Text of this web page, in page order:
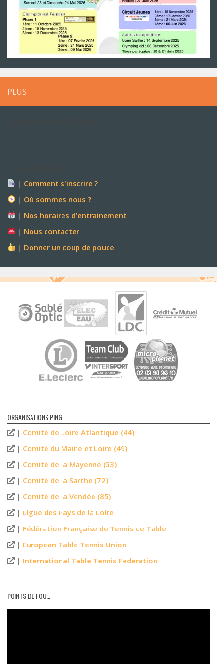
PLUS
| Comment s'inscrire ?
| Où sommes nous ?
| Nos horaires d'entrainement
| Nous contacter
| Donner un coup de pouce
ORGANISATIONS PING
| Comité de Loire Atlantique (44)
| Comité du Maine et Loire (49)
| Comité de la Mayenne (53)
| Comité de la Sarthe (72)
| Comité de la Vendée (85)
| Ligue des Pays de la Loire
| Fédération Française de Tennis de Table
| European Table Tennis Union
| International Table Tennis Federation
POINTS DE FOU…